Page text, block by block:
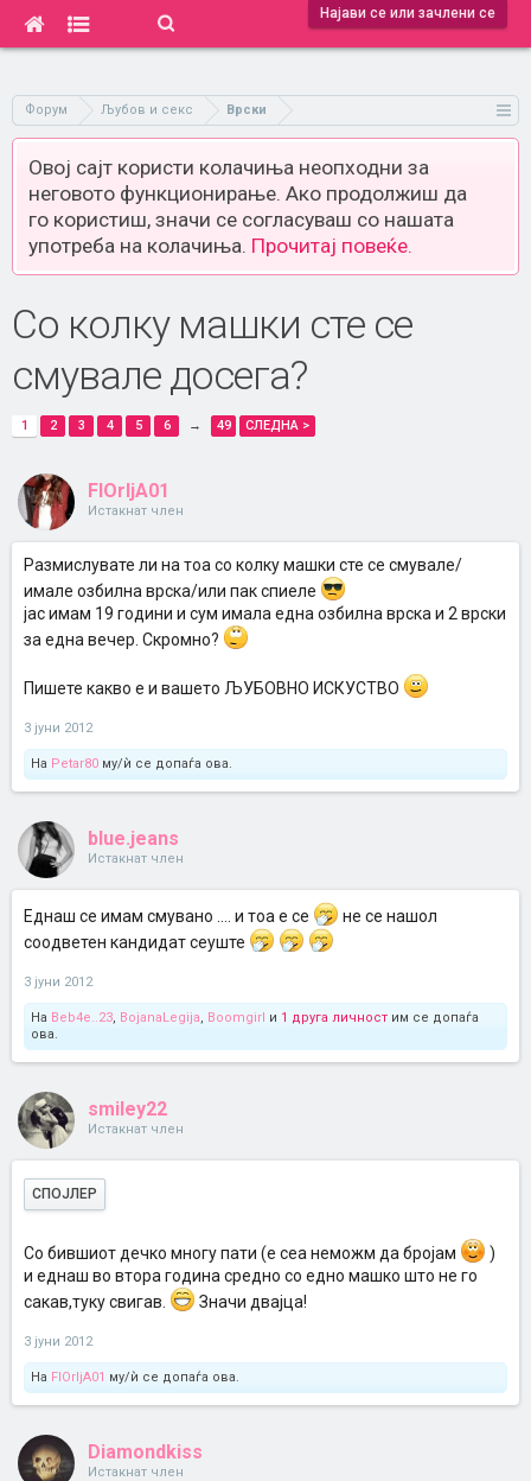
Најави се или зачлени се
Форум Љубов и секс Врски
Овој сајт користи колачиња неопходни за
неговото функционирање. Ако продолжиш да
го користиш, значи се согласуваш со нашата
употреба на колачиња. Прочитај повеќе.
Со колку машки сте се
смувале досега?
1 2 3 4 5 6 → 49 СЛЕДНА >
FlOrIjA01
Истакнат член
Размислувате ли на тоа со колку машки сте се смувале/
имале озбилна врска/или пак спиеле
јас имам 19 години и сум имала една озбилна врска и 2 врски
за една вечер. Скромно?
Пишете какво е и вашето ЉУБОВНО ИСКУСТВО
3 јуни 2012
На Petar80 му/ѝ се допаѓа ова.
blue.jeans
Истакнат член
Еднаш се имам смувано .... и тоа е се
не се нашол
соодветен кандидат сеуште
3 јуни 2012
На Beb4e..23, BojanaLegija, Boomgirl и 1 друга личност им се допаѓа
ова.
smiley22
Истакнат член
СПОЈЛЕР
Со бившиот дечко многу пати (е сеа неможм да бројам
)
и еднаш во втора година средно со едно машко што не го
сакав,туку свигав.
Значи двајца!
3 јуни 2012
На FlOrIjA01 му/ѝ се допаѓа ова.
Diamondkiss
Истакнат член